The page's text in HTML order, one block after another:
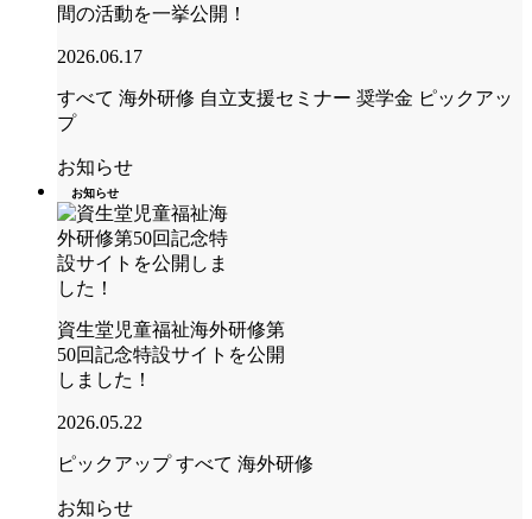
間の活動を一挙公開！
2026.06.17
すべて 海外研修 自立支援セミナー 奨学金 ピックアッ
プ
お知らせ
お知らせ
資生堂児童福祉海外研修第
50回記念特設サイトを公開
しました！
2026.05.22
ピックアップ すべて 海外研修
お知らせ